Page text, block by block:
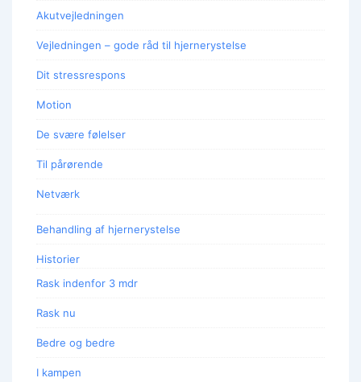
Akutvejledningen
Vejledningen – gode råd til hjernerystelse
Dit stressrespons
Motion
De svære følelser
Til pårørende
Netværk
Behandling af hjernerystelse
Historier
Rask indenfor 3 mdr
Rask nu
Bedre og bedre
I kampen